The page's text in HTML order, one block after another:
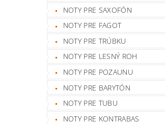
NOTY PRE SAXOFÓN
NOTY PRE FAGOT
NOTY PRE TRÚBKU
NOTY PRE LESNÝ ROH
NOTY PRE POZAUNU
NOTY PRE BARYTÓN
NOTY PRE TUBU
NOTY PRE KONTRABAS